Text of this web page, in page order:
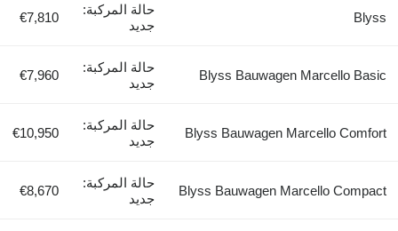
Blyss
حالة المركبة:
جديد
€7,810
Blyss Bauwagen Marcello Basic
حالة المركبة:
جديد
€7,960
Blyss Bauwagen Marcello Comfort
حالة المركبة:
جديد
€10,950
Blyss Bauwagen Marcello Compact
حالة المركبة:
جديد
€8,670